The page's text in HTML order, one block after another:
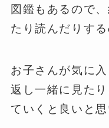
図鑑もあるので
たり読んだりす
お子さんが気に
返し一緒に見た
ていくと良いと思